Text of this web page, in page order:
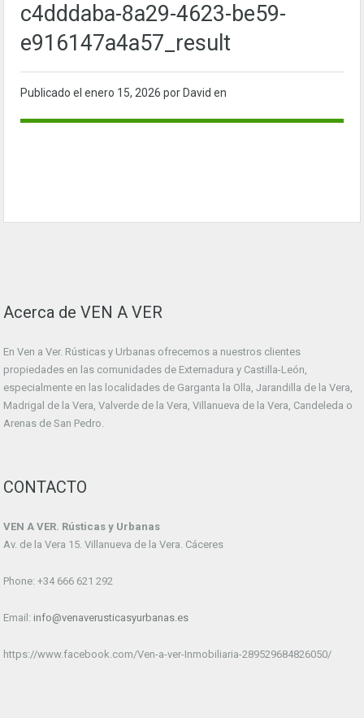
c4dddaba-8a29-4623-be59-
e916147a4a57_result
Publicado el enero 15, 2026 por David en
Acerca de VEN A VER
En Ven a Ver. Rústicas y Urbanas ofrecemos a nuestros clientes
propiedades en las comunidades de Extemadura y Castilla-León,
especialmente en las localidades de Garganta la Olla, Jarandilla de la Vera,
Madrigal de la Vera, Valverde de la Vera, Villanueva de la Vera, Candeleda o
Arenas de San Pedro.
CONTACTO
VEN A VER. Rústicas y Urbanas
Av. de la Vera 15. Villanueva de la Vera. Cáceres
Phone: +34 666 621 292
Email: info@venaverusticasyurbanas.es
https://www.facebook.com/Ven-a-ver-Inmobiliaria-289529684826050/